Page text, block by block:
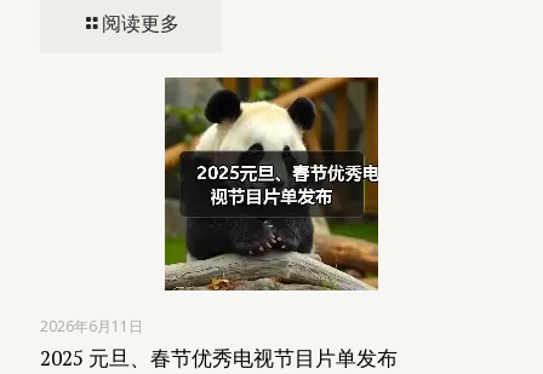
阅读更多
2026年6月11日
2025 元旦、春节优秀电视节目片单发布